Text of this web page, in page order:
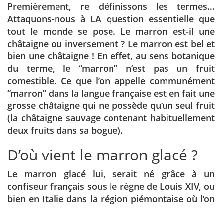
Premièrement, re définissons les termes…
Attaquons-nous à LA question essentielle que
tout le monde se pose. Le marron est-il une
châtaigne ou inversement ? Le marron est bel et
bien une châtaigne ! En effet, au sens botanique
du terme, le “marron” n’est pas un fruit
comestible. Ce que l’on appelle communément
“marron” dans la langue française est en fait une
grosse châtaigne qui ne possède qu’un seul fruit
(la châtaigne sauvage contenant habituellement
deux fruits dans sa bogue).
D’où vient le marron glacé ?
Le marron glacé lui, serait né grâce à un
confiseur français sous le règne de Louis XIV, ou
bien en Italie dans la région piémontaise où l’on